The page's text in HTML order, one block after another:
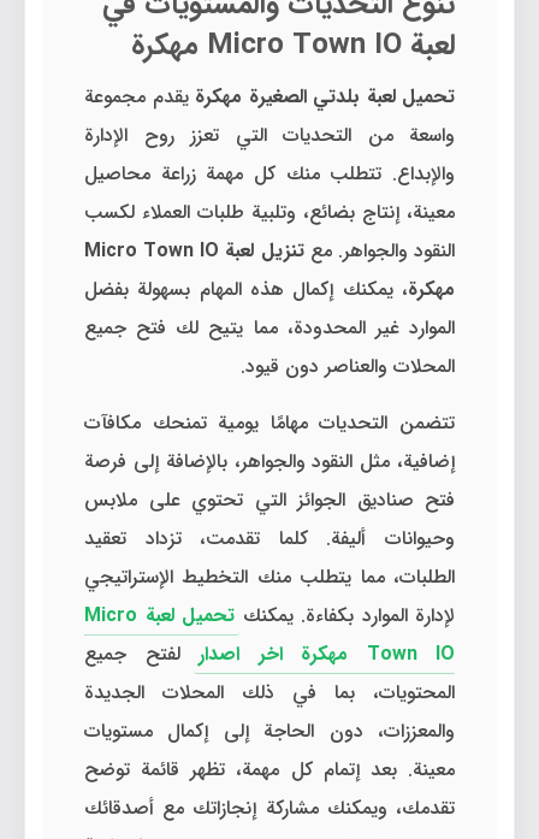
لعبة Micro Town IO مهكرة
تحميل لعبة بلدتي الصغيرة مهكرة يقدم مجموعة
واسعة من التحديات التي تعزز روح الإدارة
والإبداع. تتطلب منك كل مهمة زراعة محاصيل
معينة، إنتاج بضائع، وتلبية طلبات العملاء لكسب
النقود والجواهر. مع
تنزيل لعبة Micro Town IO
مهكرة، يمكنك إكمال هذه المهام بسهولة بفضل
الموارد غير المحدودة، مما يتيح لك فتح جميع
المحلات والعناصر دون قيود.
تتضمن التحديات مهامًا يومية تمنحك مكافآت
إضافية، مثل النقود والجواهر، بالإضافة إلى فرصة
فتح صناديق الجوائز التي تحتوي على ملابس
وحيوانات أليفة. كلما تقدمت، تزداد تعقيد
الطلبات، مما يتطلب منك التخطيط الإستراتيجي
لإدارة الموارد بكفاءة. يمكنك
تحميل لعبة Micro
Town IO مهكرة اخر اصدار
لفتح جميع
المحتويات، بما في ذلك المحلات الجديدة
والمعززات، دون الحاجة إلى إكمال مستويات
معينة. بعد إتمام كل مهمة، تظهر قائمة توضح
تقدمك، ويمكنك مشاركة إنجازاتك مع أصدقائك